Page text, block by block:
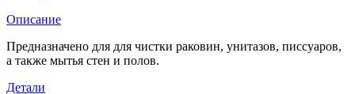
Описание
Предназначено для для чистки раковин, унитазов, писсуаров,
а также мытья стен и полов.
Детали